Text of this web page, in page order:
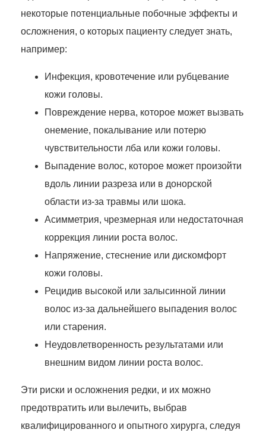
некоторые потенциальные побочные эффекты и
осложнения, о которых пациенту следует знать,
например:
Инфекция, кровотечение или рубцевание
кожи головы.
Повреждение нерва, которое может вызвать
онемение, покалывание или потерю
чувствительности лба или кожи головы.
Выпадение волос, которое может произойти
вдоль линии разреза или в донорской
области из-за травмы или шока.
Асимметрия, чрезмерная или недостаточная
коррекция линии роста волос.
Напряжение, стеснение или дискомфорт
кожи головы.
Рецидив высокой или залысинной линии
волос из-за дальнейшего выпадения волос
или старения.
Неудовлетворенность результатами или
внешним видом линии роста волос.
Эти риски и осложнения редки, и их можно
предотвратить или вылечить, выбрав
квалифицированного и опытного хирурга, следуя